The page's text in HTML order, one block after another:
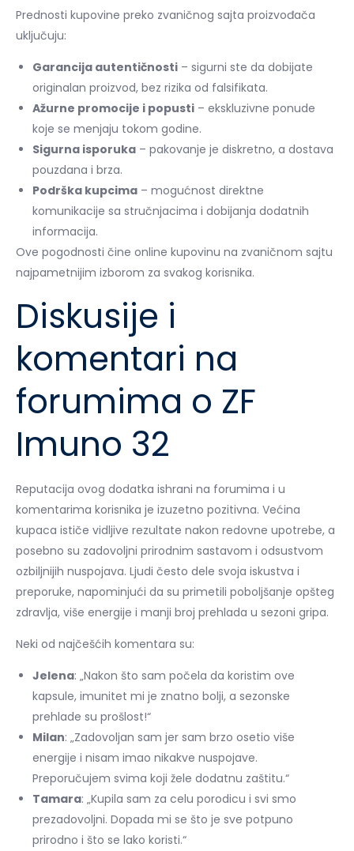
Prednosti kupovine preko zvaničnog sajta proizvođača
uključuju:
Garancija autentičnosti – sigurni ste da dobijate
originalan proizvod, bez rizika od falsifikata.
Ažurne promocije i popusti – ekskluzivne ponude
koje se menjaju tokom godine.
Sigurna isporuka – pakovanje je diskretno, a dostava
pouzdana i brza.
Podrška kupcima – mogućnost direktne
komunikacije sa stručnjacima i dobijanja dodatnih
informacija.
Ove pogodnosti čine online kupovinu na zvaničnom sajtu
najpametnijim izborom za svakog korisnika.
Diskusije i
komentari na
forumima o ZF
Imuno 32
Reputacija ovog dodatka ishrani na forumima i u
komentarima korisnika je izuzetno pozitivna. Većina
kupaca ističe vidljive rezultate nakon redovne upotrebe, a
posebno su zadovoljni prirodnim sastavom i odsustvom
ozbiljnijih nuspojava. Ljudi često dele svoja iskustva i
preporuke, napominjući da su primetili poboljšanje opšteg
zdravlja, više energije i manji broj prehlada u sezoni gripa.
Neki od najčešćih komentara su:
Jelena: „Nakon što sam počela da koristim ove
kapsule, imunitet mi je znatno bolji, a sezonske
prehlade su prošlost!“
Milan: „Zadovoljan sam jer sam brzo osetio više
energije i nisam imao nikakve nuspojave.
Preporučujem svima koji žele dodatnu zaštitu.“
Tamara: „Kupila sam za celu porodicu i svi smo
prezadovoljni. Dopada mi se što je sve potpuno
prirodno i što se lako koristi.“